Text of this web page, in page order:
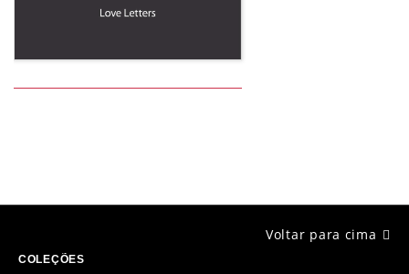
Voltar para cima
COLEÇÕES